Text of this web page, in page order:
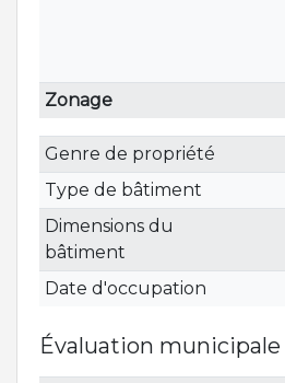
Zonage
Genre de propriété
Type de bâtiment
Dimensions du
bâtiment
Date d'occupation
Évaluation municipale